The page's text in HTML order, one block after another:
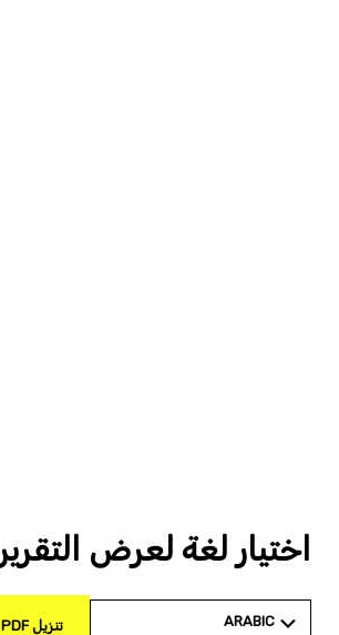
اختيار لغة لعرض التقرير
ARABIC تنزيل PDF